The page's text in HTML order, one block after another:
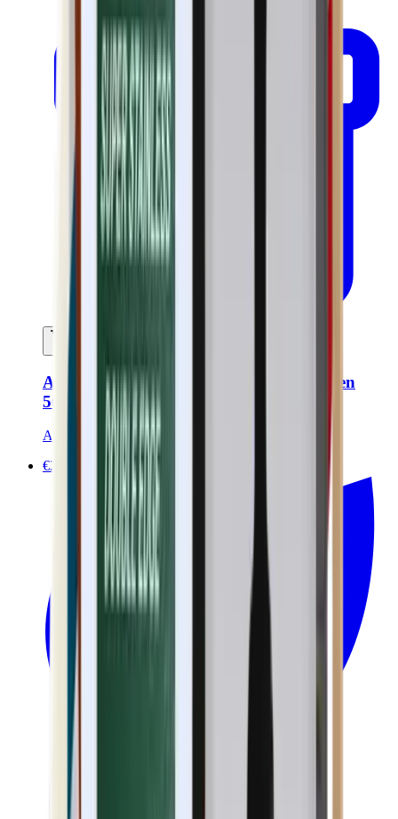
Anti-verouderingsverzorging voor mannen
50ml - Gecertificeerd biologisch
Avril
€22.90